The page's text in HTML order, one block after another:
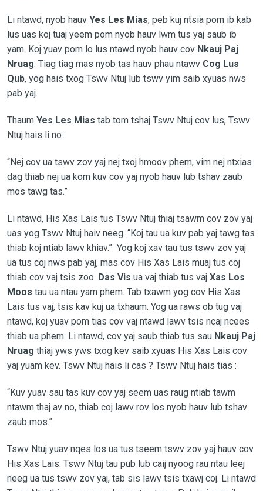
Li ntawd, nyob hauv Yes Les Mias, peb kuj ntsia pom ib kab
lus uas koj tuaj yeem pom nyob hauv lwm tus yaj saub ib
yam. Koj yuav pom lo lus ntawd nyob hauv cov Nkauj Paj
Nruag. Tiag tiag mas nyob tas hauv phau ntawv Cog Lus
Qub, yog hais txog Tswv Ntuj lub tswv yim saib xyuas nws
pab yaj.
Thaum Yes Les Mias tab tom tshaj Tswv Ntuj cov lus, Tswv
Ntuj hais li no :
“Nej cov ua tswv zov yaj nej txoj hmoov phem, vim nej ntxias
dag thiab nej ua kom kuv cov yaj nyob hauv lub tshav zaub
mos tawg tas.”
Li ntawd, His Xas Lais tus Tswv Ntuj thiaj tsawm cov zov yaj
uas yog Tswv Ntuj haiv neeg. “Koj tau ua kuv pab yaj tawg tas
thiab koj ntiab lawv khiav.” Yog koj xav tau tus tswv zov yaj
ua tus coj nws pab yaj, mas cov His Xas Lais muaj tus coj
thiab cov vaj tsis zoo. Das Vis ua vaj thiab tus vaj Xas Los
Moos tau ua ntau yam phem. Tab txawm yog cov His Xas
Lais tus vaj, tsis kav kuj ua txhaum. Yog ua raws ob tug vaj
ntawd, koj yuav pom tias cov vaj ntawd lawv tsis ncaj ncees
thiab ua phem. Li ntawd, cov yaj saub thiab tus sau Nkauj Paj
Nruag thiaj yws yws txog kev saib xyuas His Xas Lais cov
yaj yuam kev. Tswv Ntuj hais li cas ? Tswv Ntuj hais tias :
“Kuv yuav sau tas kuv cov yaj seem uas raug ntiab tawm
ntawm thaj av no, thiab coj lawv rov los nyob hauv lub tshav
zaub mos.”
Tswv Ntuj yuav nqes los ua tus tseem tswv zov yaj hauv cov
His Xas Lais. Tswv Ntuj tau pub lub caij nyoog rau ntau leej
neeg ua tus tswv zov yaj, tab sis lawv tsis txawj coj. Li ntawd